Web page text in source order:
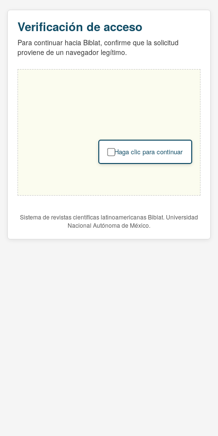
Verificación de acceso
Para continuar hacia Biblat, confirme que la solicitud
proviene de un navegador legítimo.
Haga clic para continuar
Sistema de revistas científicas latinoamericanas Biblat. Universidad
Nacional Autónoma de México.